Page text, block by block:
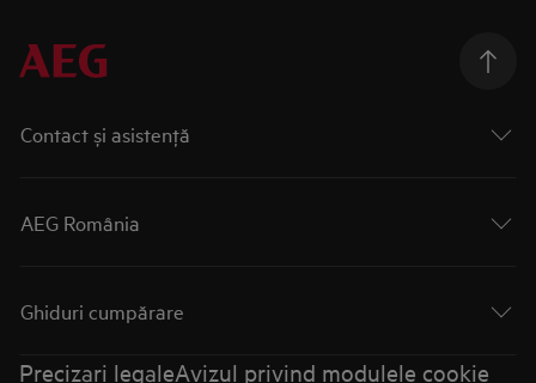
Contact și asistenţă
AEG România
Ghiduri cumpărare
Precizari legaleAvizul privind modulele cookie